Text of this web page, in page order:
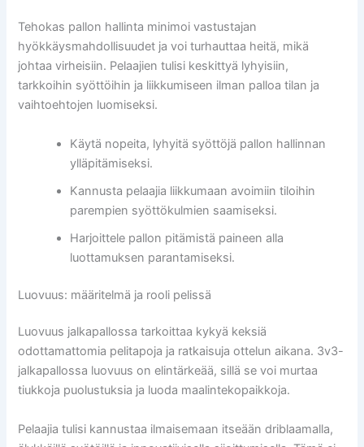
Tehokas pallon hallinta minimoi vastustajan
hyökkäysmahdollisuudet ja voi turhauttaa heitä, mikä
johtaa virheisiin. Pelaajien tulisi keskittyä lyhyisiin,
tarkkoihin syöttöihin ja liikkumiseen ilman palloa tilan ja
vaihtoehtojen luomiseksi.
Käytä nopeita, lyhyitä syöttöjä pallon hallinnan
ylläpitämiseksi.
Kannusta pelaajia liikkumaan avoimiin tiloihin
parempien syöttökulmien saamiseksi.
Harjoittele pallon pitämistä paineen alla
luottamuksen parantamiseksi.
Luovuus: määritelmä ja rooli pelissä
Luovuus jalkapallossa tarkoittaa kykyä keksiä
odottamattomia pelitapoja ja ratkaisuja ottelun aikana. 3v3-
jalkapallossa luovuus on elintärkeää, sillä se voi murtaa
tiukkoja puolustuksia ja luoda maalintekopaikkoja.
Pelaajia tulisi kannustaa ilmaisemaan itseään driblaamalla,